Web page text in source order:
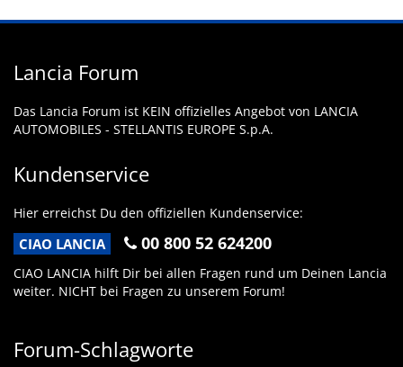
Lancia Forum
Das Lancia Forum ist KEIN offizielles Angebot von LANCIA
AUTOMOBILES - STELLANTIS EUROPE S.p.A.
Kundenservice
Hier erreichst Du den offiziellen Kundenservice:
CIAO LANCIA 00 800 52 624200
CIAO LANCIA hilft Dir bei allen Fragen rund um Deinen Lancia
weiter. NICHT bei Fragen zu unserem Forum!
Forum-Schlagworte